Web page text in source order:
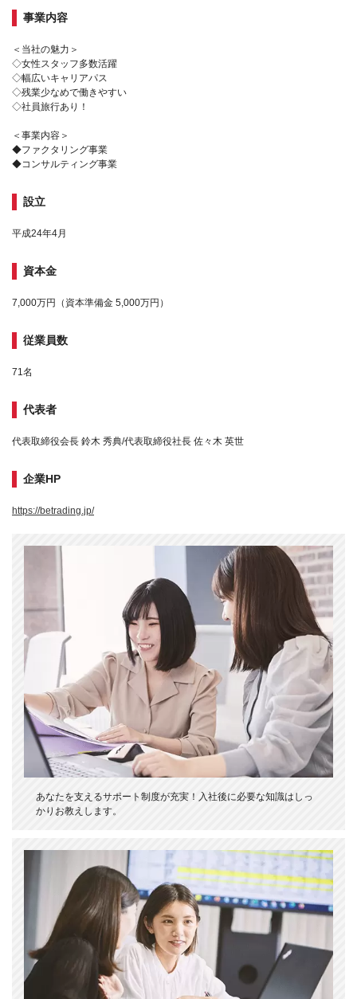
事業内容
＜当社の魅力＞
◇女性スタッフ多数活躍
◇幅広いキャリアパス
◇残業少なめで働きやすい
◇社員旅行あり！
＜事業内容＞
◆ファクタリング事業
◆コンサルティング事業
設立
平成24年4月
資本金
7,000万円（資本準備金 5,000万円）
従業員数
71名
代表者
代表取締役会長 鈴木 秀典/代表取締役社長 佐々木 英世
企業HP
https://betrading.jp/
あなたを支えるサポート制度が充実！入社後に必要な知識はしっ
かりお教えします。